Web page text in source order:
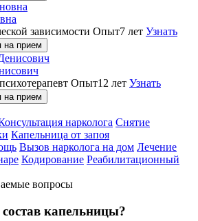
зависимости Опыт7 лет Узнать
на прием
Опыт12 лет Узнать
на прием
нарколога Снятие
Капельница от запоя
Вызов нарколога на дом Лечение
Кодирование Реабилитационный
вопросы
капельницы?